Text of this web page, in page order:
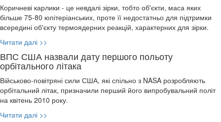
Коричневі карлики - це невдалі зірки, тобто об'єкти, маса яких
більше 75-80 юпітеріанських, проте її недостатньо для підтримки
всередині об'єкту термоядерних реакцій, характерних для зірки.
Читати далі >>
ВПС США назвали дату першого польоту
орбітального літака
Військово-повітряні сили США, які спільно з NASA розробляють
орбітальний літак, призначили перший його випробувальний політ
на квітень 2010 року.
Читати далі >>